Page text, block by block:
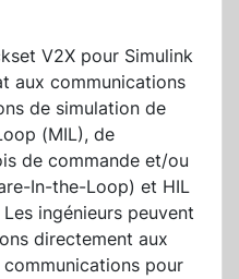
V2X pour Simulink
aux communications
de simulation de
(MIL), de
de commande et/ou
In-the-Loop) et HIL
ingénieurs peuvent
directement aux
pour